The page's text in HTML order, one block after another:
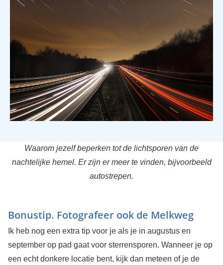
Waarom jezelf beperken tot de lichtsporen van de
nachtelijke hemel. Er zijn er meer te vinden, bijvoorbeeld
autostrepen.
Bonustip. Fotografeer ook de Melkweg
Ik heb nog een extra tip voor je als je in augustus en
september op pad gaat voor sterrensporen. Wanneer je op
een echt donkere locatie bent, kijk dan meteen of je de